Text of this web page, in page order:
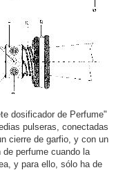
dosificador de Perfume"
pulseras, conectadas
cierre de garfio, y con un
perfume cuando la
y para ello, sólo ha de